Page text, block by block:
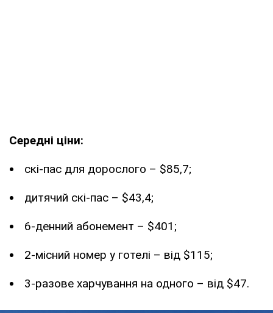
Середні ціни:
скі-пас для дорослого – $85,7;
дитячий скі-пас – $43,4;
6-денний абонемент – $401;
2-місний номер у готелі – від $115;
3-разове харчування на одного – від $47.